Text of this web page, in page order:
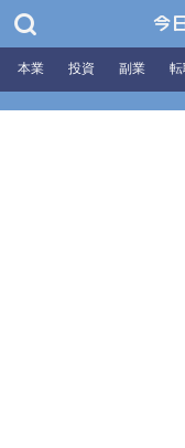
今
本業 投資 副業